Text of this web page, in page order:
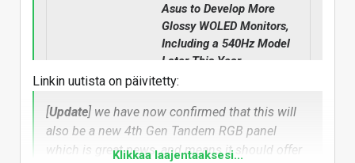
Asus to Develop More
Glossy WOLED Monitors,
Including a 540Hz Model
Later This Year -
TFTCentral
published 20 May 2025, last
updated 26 June 2025 After a
long chat with Asus today at
Computex we checked with
Linkin uutista on päivitetty:
[Update] we have now confirmed that this will
also be a new 4th Gen Tandem RGB panel
which is great news, and means it should offer
Klikkaa laajentaaksesi...